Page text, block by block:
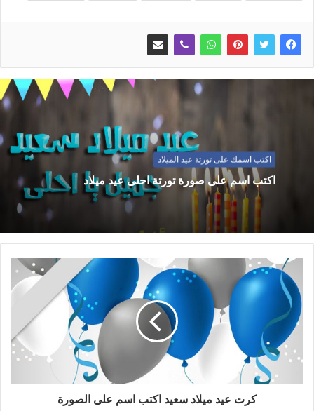
اكتب اسمك على تورتة عيد الميلاد
اكتب اسم على صورة تورتة احلى عيد ميلاد
كرت عيد ميلاد سعيد اكتب اسم على الصورة